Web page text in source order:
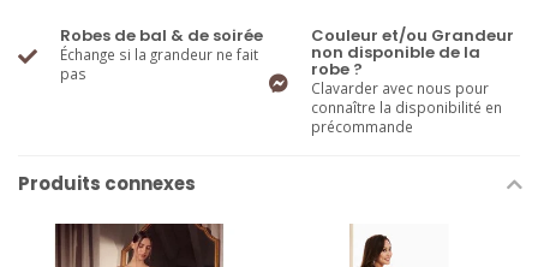
Robes de bal & de soirée
Échange si la grandeur ne fait
pas
Couleur et/ou Grandeur
non disponible de la
robe ?
Clavarder avec nous pour
connaître la disponibilité en
précommande
Produits connexes